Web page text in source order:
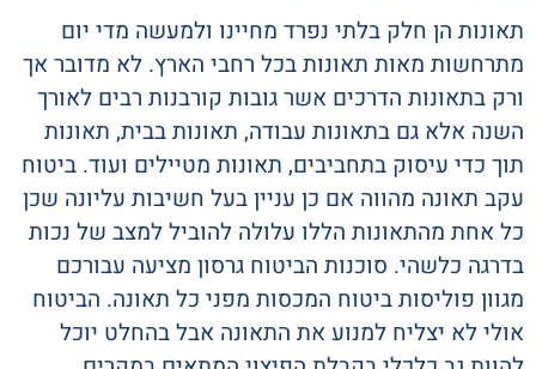
תאונות הן חלק בלתי נפרד מחיינו ולמעשה מדי יום
מתרחשות מאות תאונות בכל רחבי הארץ. לא מדובר אך
ורק בתאונות הדרכים אשר גובות קורבנות רבים לאורך
השנה אלא גם בתאונות עבודה, תאונות בבית, תאונות
תוך כדי עיסוק בתחביבים, תאונות מטיילים ועוד. ביטוח
עקב תאונה מהווה אם כן עניין בעל חשיבות עליונה שכן
כל אחת מהתאונות הללו עלולה להוביל למצב של נכות
בדרגה כלשהי. סוכנות הביטוח גרסון מציעה עבורכם
מגוון פוליסות ביטוח המכסות מפני כל תאונה. הביטוח
אולי לא יצליח למנוע את התאונה אבל בהחלט יוכל